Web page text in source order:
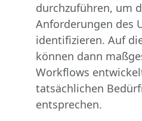
durchzuführen, um
Anforderungen des
identifizieren. Auf
können dann
Workflows
tatsächlichen
entsprechen.